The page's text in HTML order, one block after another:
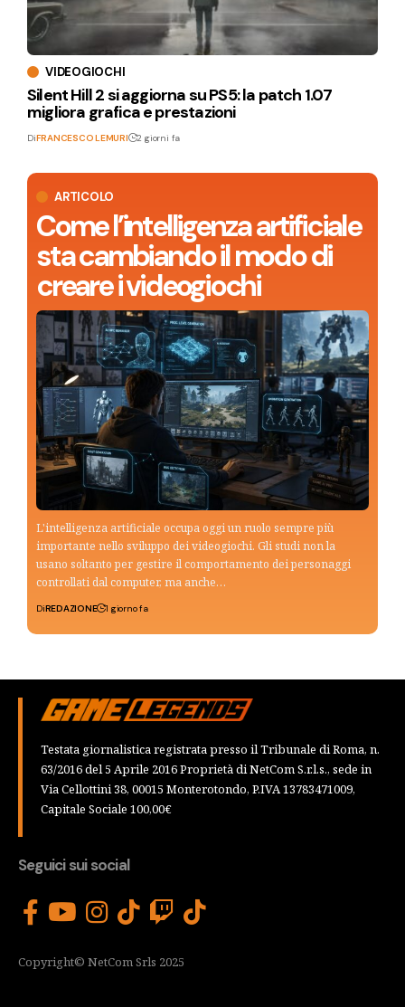
ARTICOLO
Come l’intelligenza artificiale
sta cambiando il modo di
creare i videogiochi
L'intelligenza artificiale occupa oggi un ruolo sempre più
importante nello sviluppo dei videogiochi. Gli studi non la
usano soltanto per gestire il comportamento dei personaggi
controllati dal computer, ma anche…
DiREDAZIONE 1 giorno fa
VIDEOGIOCHI
Silent Hill 2 si aggiorna su PS5: la patch 1.07
migliora grafica e prestazioni
DiFRANCESCO LEMURI 2 giorni fa
Testata giornalistica registrata presso il Tribunale di Roma, n.
63/2016 del 5 Aprile 2016 Proprietà di NetCom S.r.l.s., sede in
Via Cellottini 38, 00015 Monterotondo, P.IVA 13783471009,
Capitale Sociale 100,00€
Seguici sui social
Copyright© NetCom Srls 2025